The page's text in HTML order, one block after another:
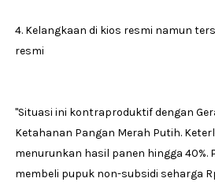
4. Kelangkaan di kios resmi namun
resmi
"Situasi ini kontraproduktif dengan
Ketahanan Pangan Merah Putih.
menurunkan hasil panen hingga 40%.
membeli pupuk non-subsidi seharga